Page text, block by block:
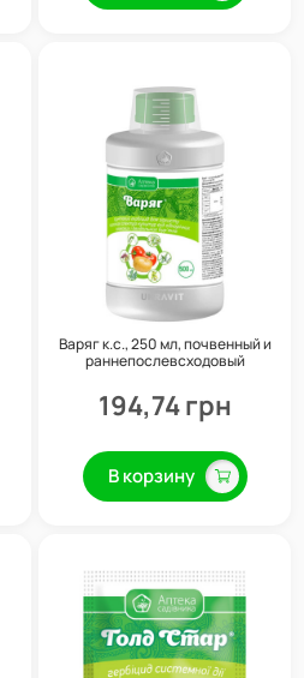
Варяг к.с., 250 мл, почвенный и
раннепослевсходовый
Укравит
194,74 грн
В корзину